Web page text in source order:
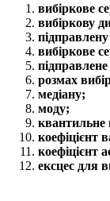
вибіркове
вибіркову
вибіркове
розмах
медіану;
моду;
квантильне
коефіцієнт
коефіцієнт
ексцес для